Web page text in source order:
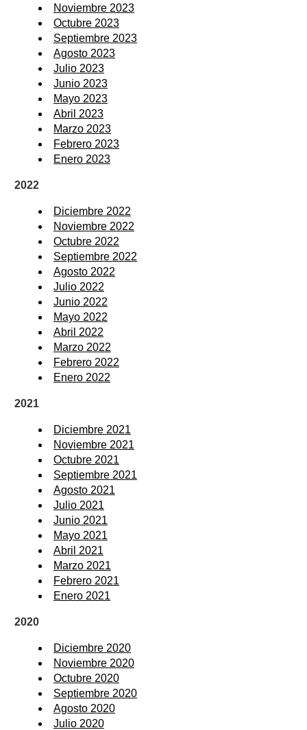
Noviembre 2023
Octubre 2023
Septiembre 2023
Agosto 2023
Julio 2023
Junio 2023
Mayo 2023
Abril 2023
Marzo 2023
Febrero 2023
Enero 2023
2022
Diciembre 2022
Noviembre 2022
Octubre 2022
Septiembre 2022
Agosto 2022
Julio 2022
Junio 2022
Mayo 2022
Abril 2022
Marzo 2022
Febrero 2022
Enero 2022
2021
Diciembre 2021
Noviembre 2021
Octubre 2021
Septiembre 2021
Agosto 2021
Julio 2021
Junio 2021
Mayo 2021
Abril 2021
Marzo 2021
Febrero 2021
Enero 2021
2020
Diciembre 2020
Noviembre 2020
Octubre 2020
Septiembre 2020
Agosto 2020
Julio 2020